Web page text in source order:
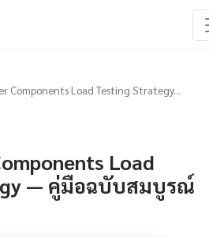
Components Load Testing Strategy...
Load
— คู่มือฉบับสมบูรณ์